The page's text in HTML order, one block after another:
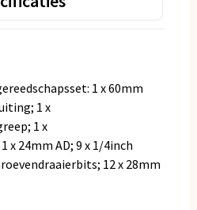
1 x 60mm
1 x
1 x
x 24mm AD; 9 x 1/4inch
12 x 28mm